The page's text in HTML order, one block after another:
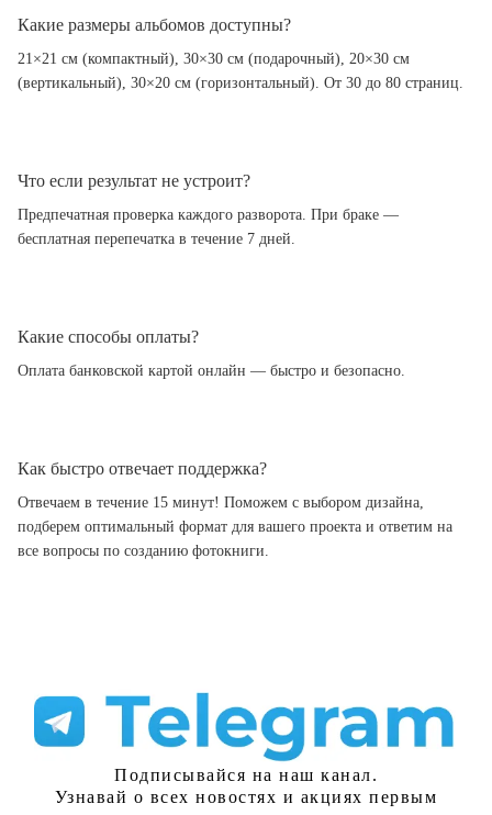
Какие размеры альбомов доступны?
21×21 см (компактный), 30×30 см (подарочный), 20×30 см
(вертикальный), 30×20 см (горизонтальный). От 30 до 80 страниц.
Что если результат не устроит?
Предпечатная проверка каждого разворота. При браке —
бесплатная перепечатка в течение 7 дней.
Какие способы оплаты?
Оплата банковской картой онлайн — быстро и безопасно.
Как быстро отвечает поддержка?
Отвечаем в течение 15 минут! Поможем с выбором дизайна,
подберем оптимальный формат для вашего проекта и ответим на
все вопросы по созданию фотокниги.
Подписывайся на наш канал.
Узнавай о всех новостях и акциях первым